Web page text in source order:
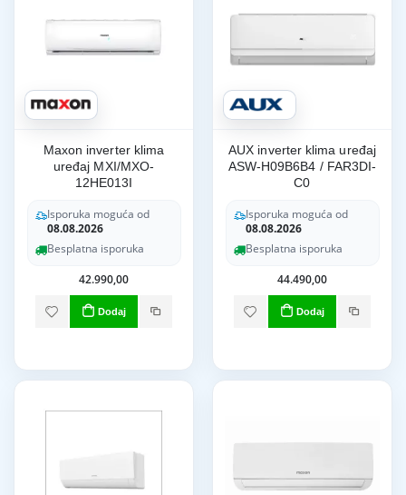
Maxon inverter klima
uređaj MXI/MXO-
12HE013I
Isporuka moguća od
08.08.2026
Besplatna isporuka
42.990,00
Dodaj
AUX inverter klima uređaj
ASW-H09B6B4 / FAR3DI-
C0
Isporuka moguća od
08.08.2026
Besplatna isporuka
44.490,00
Dodaj